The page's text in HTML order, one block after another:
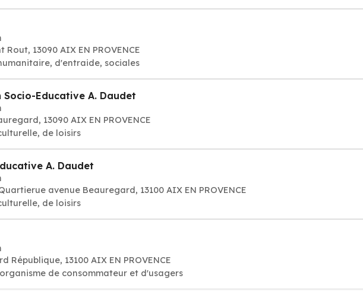
Rout, 13090 AIX EN PROVENCE
d'entraide, sociales
Socio-Educative A. Daudet
13090 AIX EN PROVENCE
de loisirs
A. Daudet
avenue Beauregard, 13100 AIX EN PROVENCE
de loisirs
République, 13100 AIX EN PROVENCE
de consommateur et d'usagers